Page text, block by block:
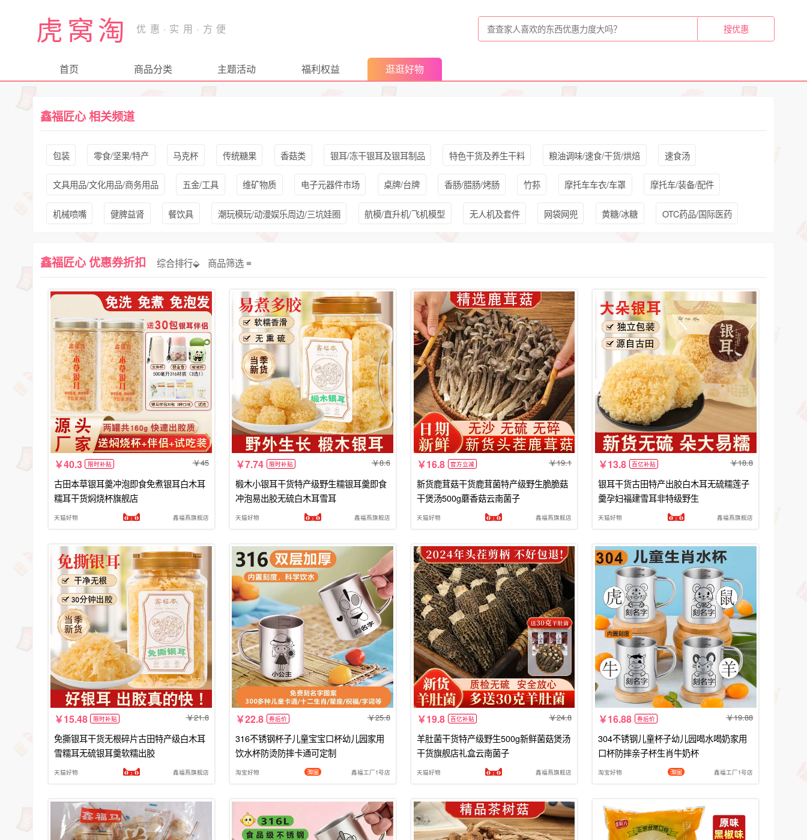
虎窝淘
首页 商品分类 主题活动 福利权益 逛逛好物
鑫福匠心 相关频道
包装 零食/坚果/特产 马克杯 传统糖果 香菇类 银耳/冻干银耳及银耳制品 特色干货及养生干料 粮油调味/速食/干货/烘焙 速食汤
文具用品/文化用品/商务用品 五金/工具 维矿物质 电子元器件市场 桌牌/台牌 香肠/腊肠/烤肠 竹荪 摩托车车衣/车罩 摩托车/装备/配件
机械喷嘴 健脾益肾 餐饮具 潮玩模玩/动漫娱乐周边/三坑娃圈 航模/直升机/飞机模型 无人机及套件 网袋网兜 黄糖/冰糖 OTC药品/国际医药
鑫福匠心 优惠券折扣 综合排行⬙ 商品筛选
40.3 限时补贴 45
古田本草银耳羹冲泡即食免煮银耳白木耳
糯耳干货焖烧杯旗舰店
天猫好物 鑫福燕旗舰店
7.74 限时补贴 8.6
椴木小银耳干货特产级野生糯银耳羹即食
冲泡易出胶无硫白木耳雪耳
天猫好物 鑫福燕旗舰店
16.8 官方立减 19.1
新货鹿茸菇干货鹿茸菌特产级野生脆脆菇
干煲汤500g蘑香菇云南菌子
天猫好物 鑫福燕旗舰店
13.8 百亿补贴 18.8
银耳干货古田特产出胶白木耳无硫糯莲子
羹孕妇福建雪耳非特级野生
天猫好物 鑫福燕旗舰店
15.48 限时补贴 21.8
免撕银耳干货无根碎片古田特产级白木耳
雪糯耳无硫银耳羹软糯出胶
天猫好物 鑫福燕旗舰店
22.8 券后价 25.8
316不锈钢杯子儿童宝宝口杯幼儿园家用
饮水杯防烫防摔卡通可定制
淘宝好物 鑫福工厂1号店
19.8 百亿补贴 24.8
羊肚菌干货特产级野生500g新鲜菌菇煲汤
干货旗舰店礼盒云南菌子
天猫好物 鑫福燕旗舰店
16.88 券后价 19.88
304不锈钢儿童杯子幼儿园喝水喝奶家用
口杯防摔亲子杯生肖牛奶杯
淘宝好物 鑫福工厂1号店